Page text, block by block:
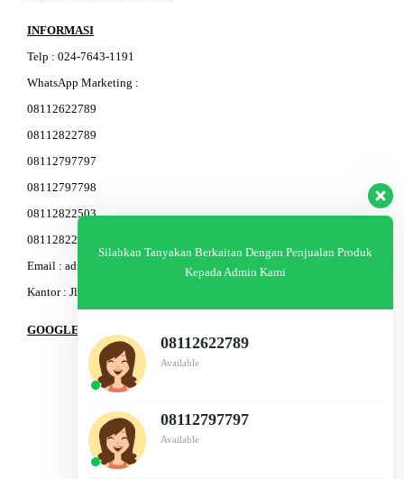
INFORMASI
Telp : 024-7643-11 91
WhatsApp Marketing :
08112622789
08112822789
08112797797
08112797798
08112822503
08112822603
Email : admin@am-baja.com
Kantor : Jl. Gatot Subroto 7b Semarang.
GOOGLE MAPS
Silahkan Tanyakan Berkaitan Dengan Penjualan Produk
Kepada Admin Kami
08112622789
Available
08112797797
Available